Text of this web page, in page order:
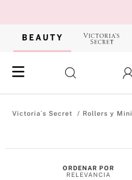
Rollers y
ORDENAR POR
RELEVANCIA